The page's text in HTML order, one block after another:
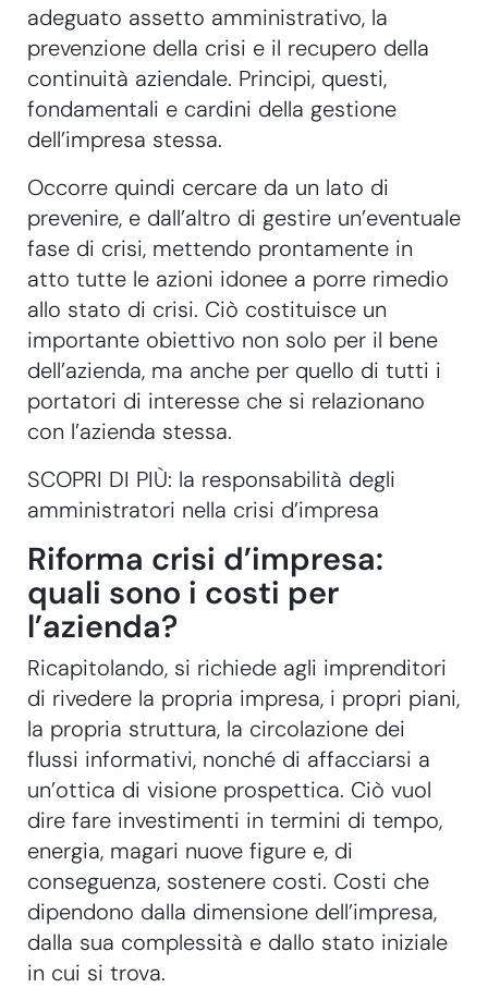
adeguato assetto amministrativo, la
prevenzione della crisi e il recupero della
continuità aziendale. Principi, questi,
fondamentali e cardini della gestione
dell’impresa stessa.
Occorre quindi cercare da un lato di
prevenire, e dall’altro di gestire un’eventuale
fase di crisi, mettendo prontamente in
atto tutte le azioni idonee a porre rimedio
allo stato di crisi. Ciò costituisce un
importante obiettivo non solo per il bene
dell’azienda, ma anche per quello di tutti i
portatori di interesse che si relazionano
con l’azienda stessa.
SCOPRI DI PIÙ: la responsabilità degli
amministratori nella crisi d’impresa
Riforma crisi d’impresa:
quali sono i costi per
l’azienda?
Ricapitolando, si richiede agli imprenditori
di rivedere la propria impresa, i propri piani,
la propria struttura, la circolazione dei
flussi informativi, nonché di affacciarsi a
un’ottica di visione prospettica. Ciò vuol
dire fare investimenti in termini di tempo,
energia, magari nuove figure e, di
conseguenza, sostenere costi. Costi che
dipendono dalla dimensione dell’impresa,
dalla sua complessità e dallo stato iniziale
in cui si trova.